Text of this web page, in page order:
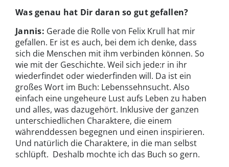
Was genau hat Dir daran so gut gefallen?
Jannis: Gerade die Rolle von Felix Krull hat mir
gefallen. Er ist es auch, bei dem ich denke, dass
sich die Menschen mit ihm verbinden können. So
wie mit der Geschichte. Weil sich jede:r in ihr
wiederfindet oder wiederfinden will. Da ist ein
großes Wort im Buch: Lebenssehnsucht. Also
einfach eine ungeheure Lust aufs Leben zu haben
und alles, was dazugehört. Inklusive der ganzen
unterschiedlichen Charaktere, die einem
währenddessen begegnen und einen inspirieren.
Und natürlich die Charaktere, in die man selbst
schlüpft. Deshalb mochte ich das Buch so gern.